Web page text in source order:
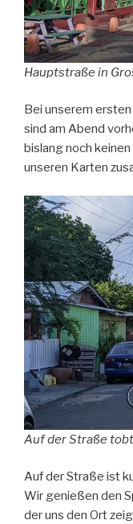
Hauptstraße in
Bei unserem
sind am Abend
bislang noch
unseren Karten
Auf der Straße
Auf der Straße ist
Wir genießen den
der uns den Ort